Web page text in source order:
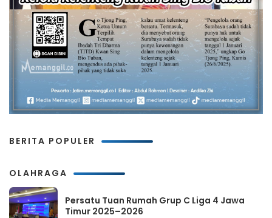
BERITA POPULER
OLAHRAGA
Persatu Tuan Rumah Grup C Liga 4 Jawa
Timur 2025–2026